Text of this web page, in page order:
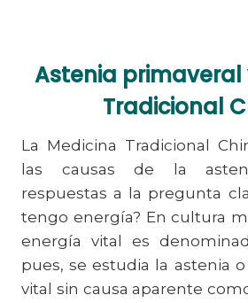
Astenia primaveral
Tradicional
La Medicina Tradicional
las causas de la
respuestas a la pregunta
tengo energía? En cultura
energía vital es
pues, se estudia la astenia
vital sin causa aparente